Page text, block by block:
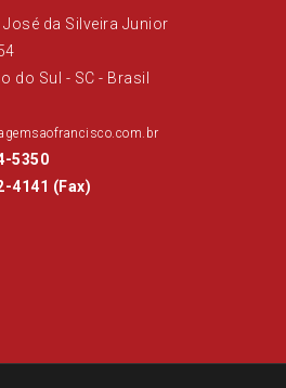
da Silveira Junior
do Sul - SC - Brasil
5350
4141 (Fax)